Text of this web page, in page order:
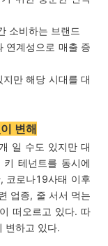
소비하는 브랜드
연계성으로 매출 증
만 해당 시대를 대
변해
일 수도 있지만 대
테넌트를 동시에
코로나19사태 이후
업종, 줄 서서 먹는
떠오르고 있다. 따
변하고 있다.